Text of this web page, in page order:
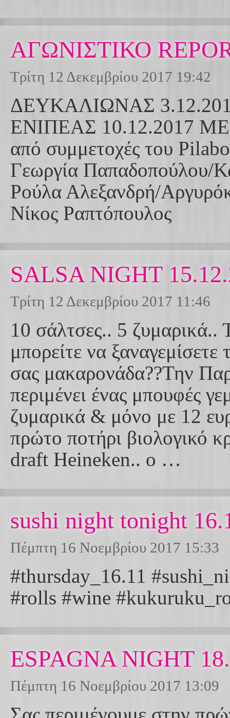
ΑΓΩΝΙΣΤΙΚΟ
Τρίτη 12 Δεκεμβρίου 2017 19:42
ΔΕΥΚΑΛΙΩΝΑΣ
ΕΝΙΠΕΑΣ 10.12.2017
από συμμετοχές του
Γεωργία Παπαδοπούλου/
Ρούλα Αλεξανδρή/
Νίκος Ραπτόπουλος
SALSA NIGHT
Τρίτη 12 Δεκεμβρίου 2017 11:46
10 σάλτσες.. 5 ζυμαρικά..
μπορείτε να
σας μακαρονάδα??Την
περιμένει ένας μπουφές
ζυμαρικά & μόνο με 12
πρώτο ποτήρι βιολογικό
draft Heineken.. ο …
sushi night tonight
Πέμπτη 16 Νοεμβρίου 2017 15:33
#thursday_16.11
#rolls #wine
ESPAGNA NIGHT
Πέμπτη 16 Νοεμβρίου 2017 13:09